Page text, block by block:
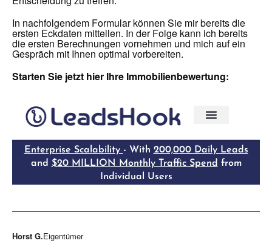
In nachfolgendem Formular können Sie mir bereits die
ersten Eckdaten mitteilen. In der Folge kann ich bereits
die ersten Berechnungen vornehmen und mich auf ein
Gespräch mit Ihnen optimal vorbereiten.
Starten Sie jetzt hier Ihre Immobilienbewertung:
Horst G.Eigentümer